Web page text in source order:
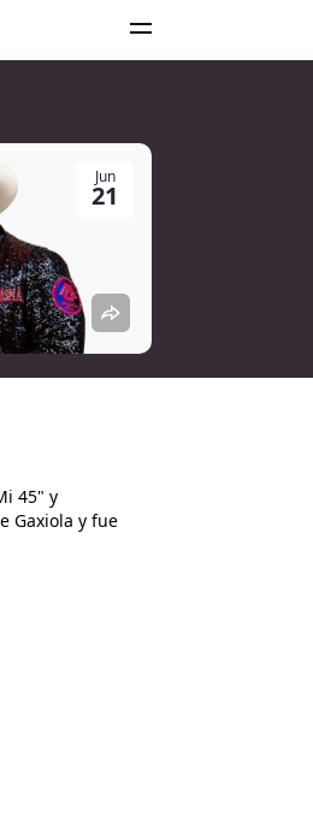
Jun
21
45" y
Gaxiola y fue